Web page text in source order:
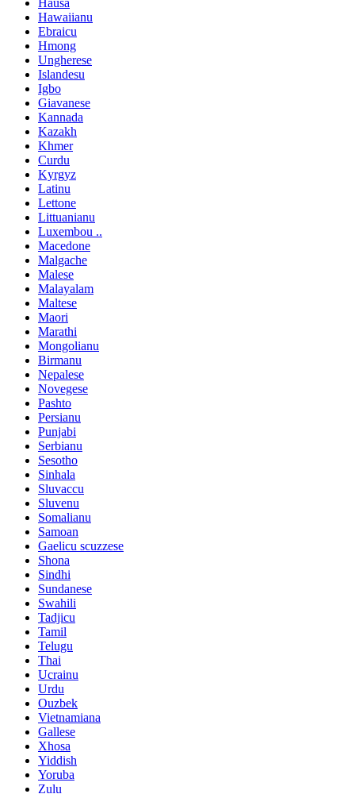
Hausa
Hawaiianu
Ebraicu
Hmong
Ungherese
Islandesu
Igbo
Giavanese
Kannada
Kazakh
Khmer
Curdu
Kyrgyz
Latinu
Lettone
Littuanianu
Luxembou ..
Macedone
Malgache
Malese
Malayalam
Maltese
Maori
Marathi
Mongolianu
Birmanu
Nepalese
Novegese
Pashto
Persianu
Punjabi
Serbianu
Sesotho
Sinhala
Sluvaccu
Sluvenu
Somalianu
Samoan
Gaelicu scuzzese
Shona
Sindhi
Sundanese
Swahili
Tadjicu
Tamil
Telugu
Thai
Ucrainu
Urdu
Ouzbek
Vietnamiana
Gallese
Xhosa
Yiddish
Yoruba
Zulu